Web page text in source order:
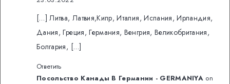
[…] Литва, Латвия,Кипр, Италия, Испания, Ирландия,
Дания, Греция, Германия, Венгрия, Великобритания,
Болгария, […]
Ответить
Посольство Канады В Германии - GERMANIYA on